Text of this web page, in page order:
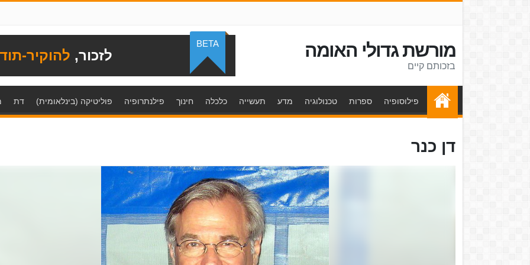
מורשת גדולי האומה
בזכותם קיים
לזכור, להוקיר-
BETA
פילוסופיה ספרות טכנולוגיה מדע תעשייה כלכלה חינוך פילנתרופיה פוליטיקה (בינלאומית) דת
דן כנר